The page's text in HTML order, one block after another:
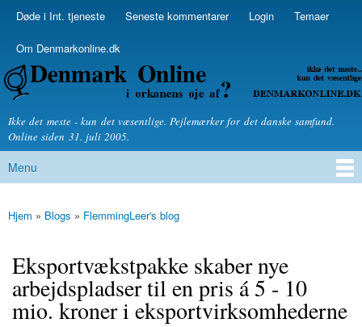
Skip to
Secondary menu
Døde i Int. tjeneste Seneste kommentarer Login Temaer
Om Denmarkonline.dk
Denmarkonline.dk - blognyheder om politik
Ikke det meste - kun det væsentlige. Pejlemærker for det danske samfund.
Online siden 31. juli 2005.
Main menu
Menu
You are here
Hjem » Blogs » FlemmingLeer's blog
Eksportvækstpakke skaber nye
arbejdspladser til en pris á 5 - 10
mio. kroner i eksportvirksomhederne